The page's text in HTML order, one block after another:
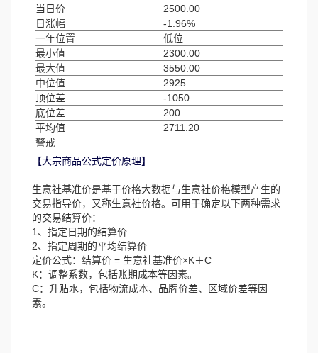
当日价
2500.00
日涨幅
-1.96%
一年位置
低位
最小值
2300.00
最大值
3550.00
中位值
2925
顶位差
-1050
底位差
200
平均值
2711.20
警戒
【大宗商品公式定价原理】
生意社基准价是基于价格大数据与生意社价格模型产生的
交易指导价，又称生意社价格。可用于确定以下两种需求
的交易结算价：
1、指定日期的结算价
2、指定周期的平均结算价
定价公式：结算价 = 生意社基准价×K＋C
K：调整系数，包括账期成本等因素。
C：升贴水，包括物流成本、品牌价差、区域价差等因
素。